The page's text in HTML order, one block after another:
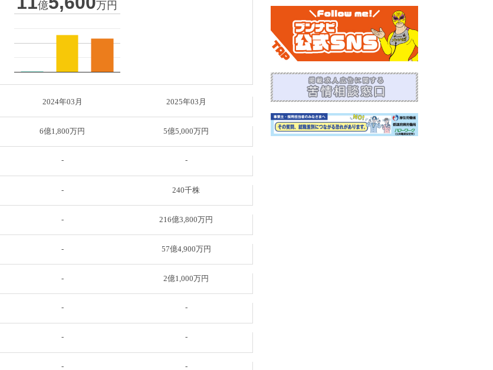
億 万円
2024年03月 2025年03月
6億1,800万円 5億5,000万円
- -
- 240千株
- 216億3,800万円
- 57億4,900万円
- 2億1,000万円
- -
- -
- -